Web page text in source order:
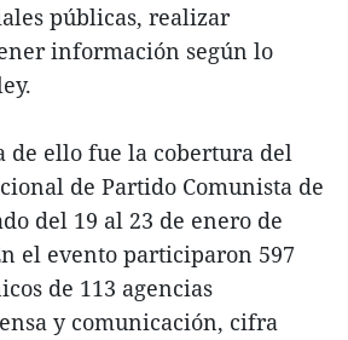
públicas, realizar
información según lo
de ello fue la cobertura del
de Partido Comunista de
del 19 al 23 de enero de
el evento participaron 597
de 113 agencias
y comunicación, cifra